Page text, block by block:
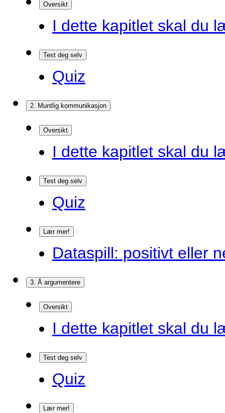
Oversikt
I dette kapitlet skal du
Test deg selv
Quiz
2. Muntlig kommunikasjon
Oversikt
I dette kapitlet skal du
Test deg selv
Quiz
Lær mer!
Dataspill: positivt eller
3. Å argumentere
Oversikt
I dette kapitlet skal du
Test deg selv
Quiz
Lær mer!